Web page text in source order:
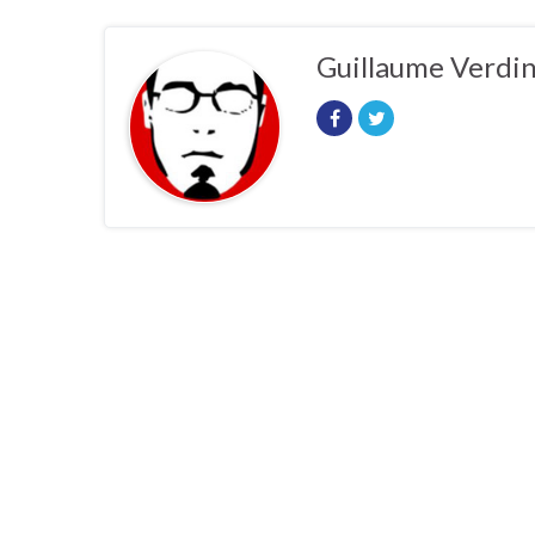
Guillaume